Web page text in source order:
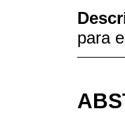
para